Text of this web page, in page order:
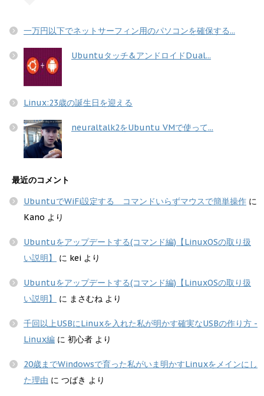
一万円以下でネットサーフィン用のパソコンを確保する...
Ubuntuタッチ&アンドロイドDual...
Linux:23歳の誕生日を迎える
neuraltalk2をUbuntu VMで使って...
最近のコメント
UbuntuでWiFi設定する コマンドいらずマウスで簡単操作 に
Kano より
Ubuntuをアップデートする(コマンド編)【LinuxOSの取り扱
い説明】
に kei より
Ubuntuをアップデートする(コマンド編)【LinuxOSの取り扱
い説明】
に まさむね より
千回以上USBにLinuxを入れた私が明かす確実なUSBの作り方 -
Linux編 に 初心者 より
20歳までWindowsで育った私がいま明かすLinuxをメインにし
た理由 に つばき より